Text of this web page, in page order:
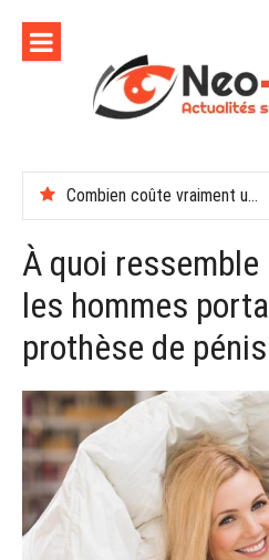
contenu
Combien coûte vraiment une soirée de récompenses en entreprise
En finir avec les moustiques cet été
À quoi
les hommes
prothèse de pénis